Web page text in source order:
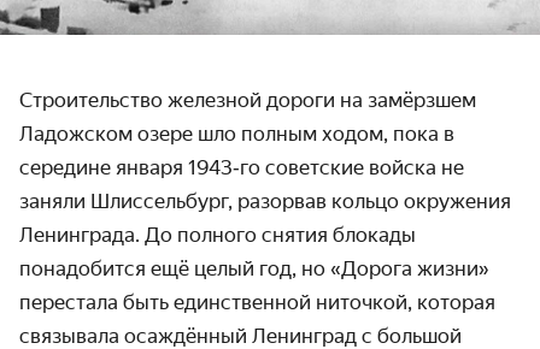
Строительство железной дороги на замёрзшем
Ладожском озере шло полным ходом, пока в
середине января 1943‑го советские войска не
заняли Шлиссель­бург, разорвав кольцо окружения
Ленин­града. До полного снятия блокады
понадобится ещё целый год, но «Дорога жизни»
перестала быть един­ственной ниточкой, которая
связывала осаждённый Ленинград с большой